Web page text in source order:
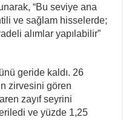
“Bu seviye ana
ve sağlam hisselerde;
alımlar yapılabilir”
geride kaldı. 26
zirvesini gören
zayıf seyrini
ve yüzde 1,25